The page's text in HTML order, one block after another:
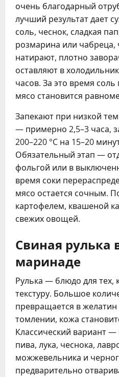
очень благодарный
лучший результат дает
соль, чеснок, сладкая
розмарина или чабреца,
натирают, плотно
оставляют в
часов. За это время соль
мясо становится
Запекают при низкой
— примерно 2,5–3 часа,
200–220 °C на 15–20
Обязательный этап —
фольгой или в
время соки
мясо остается сочным.
картофелем, квашеной
свежих овощей.
Свиная рулька
маринаде
Рулька — блюдо для тех,
текстуру. Большое
превращается в
томлении, кожа
Классический вариант
пива, лука, чеснока,
можжевельника и
предварительно